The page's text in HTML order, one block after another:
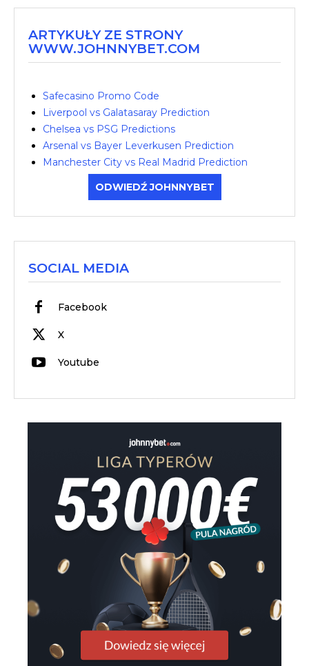
ARTYKUŁY ZE STRONY
WWW.JOHNNYBET.COM
Safecasino Promo Code
Liverpool vs Galatasaray Prediction
Chelsea vs PSG Predictions
Arsenal vs Bayer Leverkusen Prediction
Manchester City vs Real Madrid Prediction
ODWIEDŹ JOHNNYBET
SOCIAL MEDIA
Facebook
X
Youtube